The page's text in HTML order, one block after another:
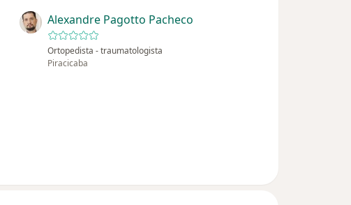
Alexandre Pagotto Pacheco
Ortopedista - traumatologista
Piracicaba